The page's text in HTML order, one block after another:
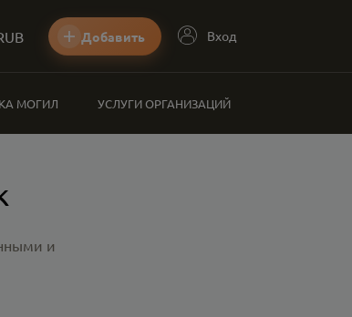
Добавить Вход
МОГИЛ УСЛУГИ ОРГАНИЗАЦИЙ
и